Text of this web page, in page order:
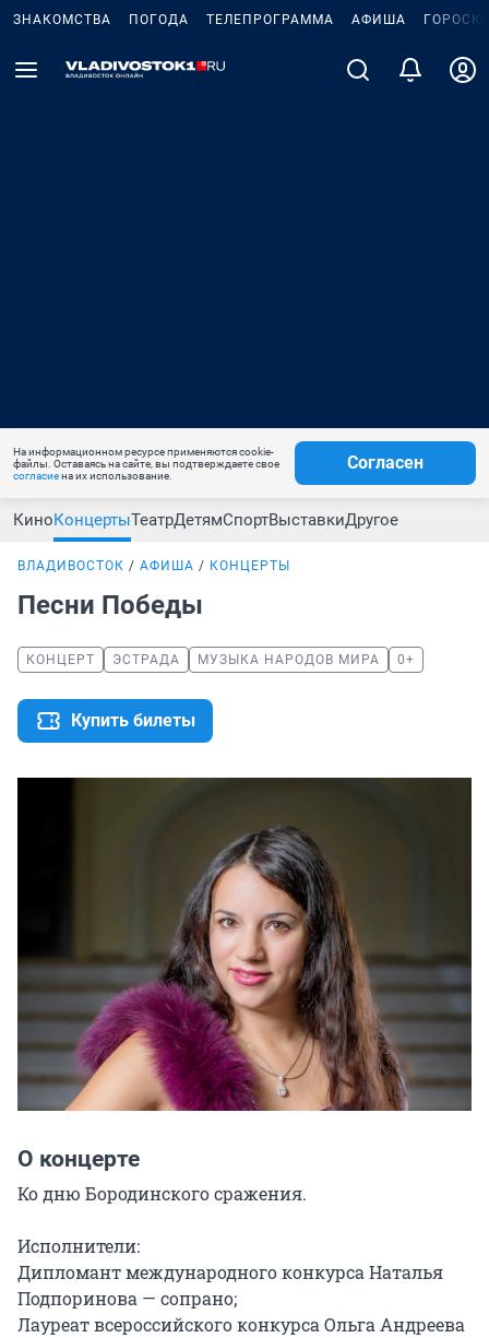
ЗНАКОМСТВА ПОГОДА ТЕЛЕПРОГРАММА АФИША
На информационном ресурсе применяются cookie-
файлы. Оставаясь на сайте, вы подтверждаете свое
согласиена их использование.
Согласен
КиноКонцертыТеатрДетямСпортВыставкиДругое
ВЛАДИВОСТОК АФИША КОНЦЕРТЫ
Песни Победы
КОНЦЕРТ ЭСТРАДА МУЗЫКА НАРОДОВ МИРА 0+
Купить билеты
О концерте
Ко дню Бородинского сражения.
Исполнители:
Дипломант международного конкурса Наталья
Подпоринова — сопрано;
Лауреат всероссийского конкурса Ольга Андреева